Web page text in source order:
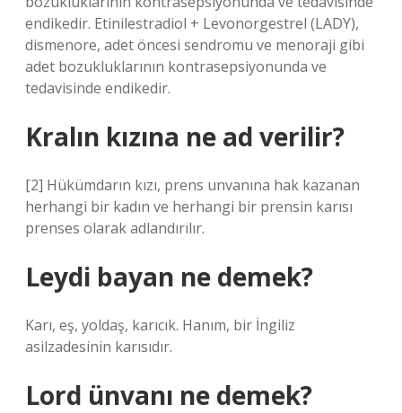
endikedir. Etinilestradiol + Levonorgestrel (LADY),
dismenore, adet öncesi sendromu ve menoraji gibi
adet bozukluklarının kontrasepsiyonunda ve
tedavisinde endikedir.
Kralın kızına ne ad verilir?
[2] Hükümdarın kızı, prens unvanına hak kazanan
herhangi bir kadın ve herhangi bir prensin karısı
prenses olarak adlandırılır.
Leydi bayan ne demek?
Karı, eş, yoldaş, karıcık. Hanım, bir İngiliz
asilzadesinin karısıdır.
Lord ünvanı ne demek?